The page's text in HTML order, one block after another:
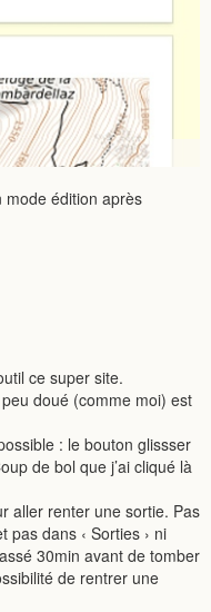
mode édition après
ce super site.
doué (comme moi) est
: le bouton glissser
de bol que j’ai cliqué là
aller renter une sortie. Pas
pas dans ‹ Sorties › ni
30min avant de tomber
de rentrer une